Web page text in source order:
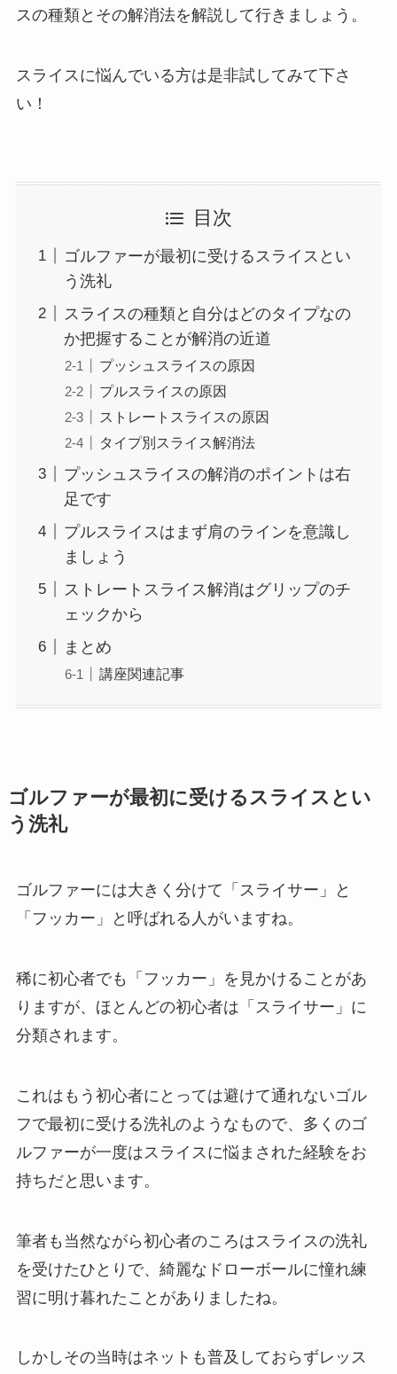
スの種類とその解消法を解説して行きましょう。
スライスに悩んでいる方は是非試してみて下さ
い！
目次
ゴルファーが最初に受けるスライスとい
う洗礼
スライスの種類と自分はどのタイプなの
か把握することが解消の近道
プッシュスライスの原因
プルスライスの原因
ストレートスライスの原因
タイプ別スライス解消法
プッシュスライスの解消のポイントは右
足です
プルスライスはまず肩のラインを意識し
ましょう
ストレートスライス解消はグリップのチ
ェックから
まとめ
講座関連記事
ゴルファーが最初に受けるスライスとい
う洗礼
ゴルファーには大きく分けて「スライサー」と
「フッカー」と呼ばれる人がいますね。
稀に初心者でも「フッカー」を見かけることがあ
りますが、ほとんどの初心者は「スライサー」に
分類されます。
これはもう初心者にとっては避けて通れないゴル
フで最初に受ける洗礼のようなもので、多くのゴ
ルファーが一度はスライスに悩まされた経験をお
持ちだと思います。
筆者も当然ながら初心者のころはスライスの洗礼
を受けたひとりで、綺麗なドローボールに憧れ練
習に明け暮れたことがありましたね。
しかしその当時はネットも普及しておらずレッス